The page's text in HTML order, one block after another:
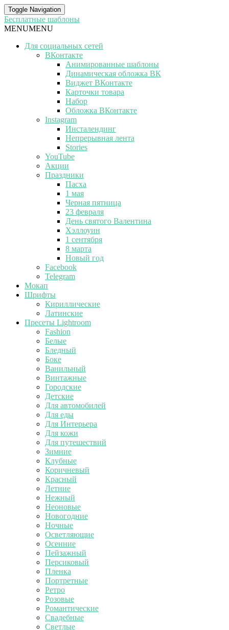
Toggle Navigation
Бесплатные шаблоны
MENUMENU
Для социальных сетей
ВКонтакте
Анимированные шаблоны
Динамическая обложка ВК
Виджет ВКонтакте
Карточки товара
Набор
Обложка ВКонтакте
Instagram
Инсталендинг
Непрерывная лента
Stories
YouTube
Акции
Праздники
Пасха
1 мая
Черная пятница
23 февраля
День святого Валентина
Хэллоуин
1 сентября
8 марта
Новый год
Facebook
Telegram
Мокап
Шрифты
Кириллические
Латинские
Пресеты Lightroom
Fashion
Белые
Бледный
Боке
Ванильный
Винтажные
Городские
Детские
Для автомобилей
Для еды
Для Интерьера
Для кожи
Для путешествий
Зимние
Клубные
Коричневый
Красный
Летние
Нежный
Неоновые
Новогодние
Ночные
Осветляющие
Осенние
Пейзажный
Персиковый
Пленка
Портретные
Ретро
Розовые
Романтические
Свадебные
Светлые